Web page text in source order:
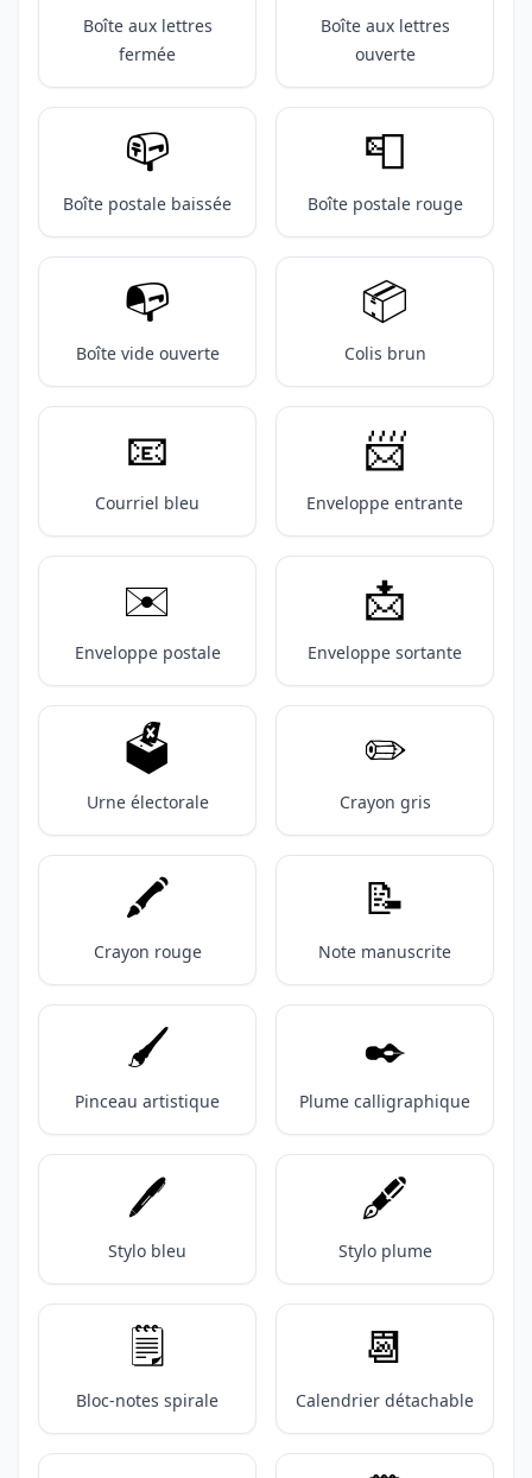
Boîte aux lettres
fermée
Boîte aux lettres
ouverte
📪️
Boîte postale baissée
📮
Boîte postale rouge
📭️
Boîte vide ouverte
📦️
Colis brun
📧
Courriel bleu
📨
Enveloppe entrante
✉️
Enveloppe postale
📩
Enveloppe sortante
🗳️
Urne électorale
✏️
Crayon gris
🖍️
Crayon rouge
📝
Note manuscrite
🖌️
Pinceau artistique
✒️
Plume calligraphique
🖊️
Stylo bleu
🖋️
Stylo plume
🗒️
Bloc-notes spirale
📆
Calendrier détachable